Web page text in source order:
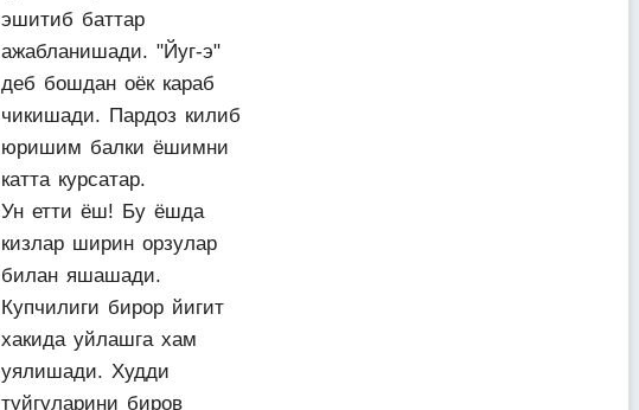
эшитиб баттар
ажабланишади. "Йуг-э"
деб бошдан оёк караб
чикишади. Пардоз килиб
юришим балки ёшимни
катта курсатар.
Ун етти ёш! Бу ёшда
кизлар ширин орзулар
билан яшашади.
Купчилиги бирор йигит
хакида уйлашга хам
уялишади. Худди
туйгуларини биров